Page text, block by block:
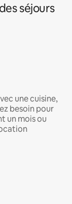
séjours
une cuisine,
besoin pour
un mois ou